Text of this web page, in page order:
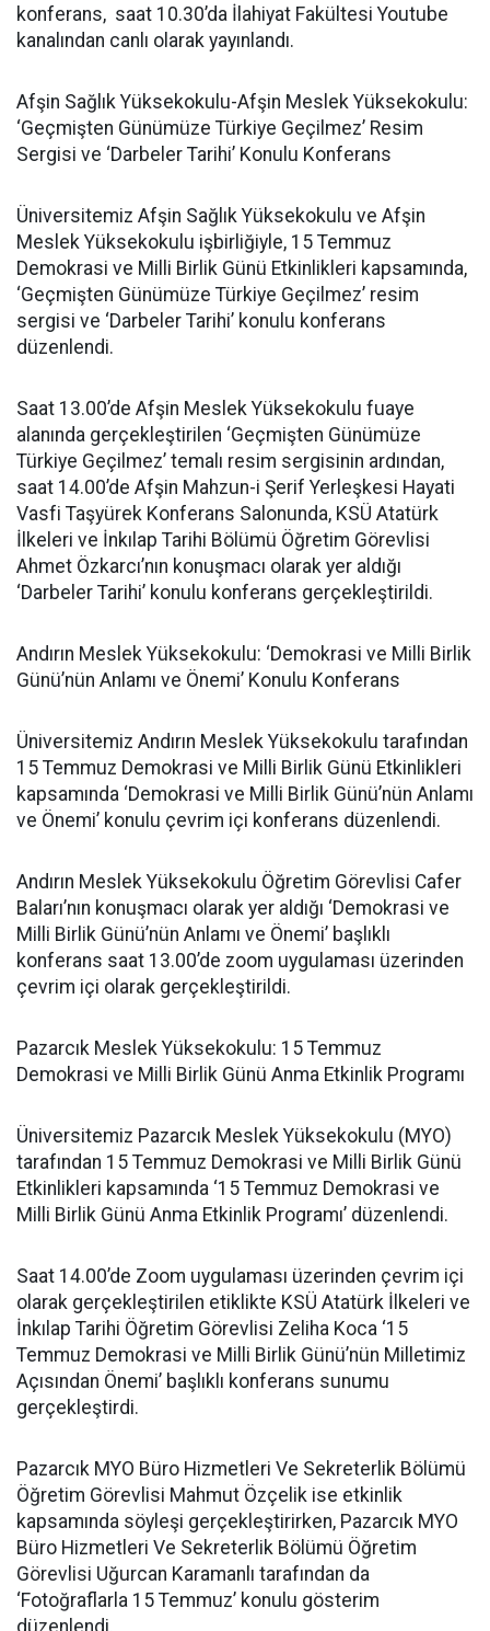
konferans, saat 10.30’da İlahiyat Fakültesi Youtube
kanalından canlı olarak yayınlandı.
Afşin Sağlık Yüksekokulu-Afşin Meslek Yüksekokulu:
‘Geçmişten Günümüze Türkiye Geçilmez’ Resim
Sergisi ve ‘Darbeler Tarihi’ Konulu Konferans
Üniversitemiz Afşin Sağlık Yüksekokulu ve Afşin
Meslek Yüksekokulu işbirliğiyle, 15 Temmuz
Demokrasi ve Milli Birlik Günü Etkinlikleri kapsamında,
‘Geçmişten Günümüze Türkiye Geçilmez’ resim
sergisi ve ‘Darbeler Tarihi’ konulu konferans
düzenlendi.
Saat 13.00’de Afşin Meslek Yüksekokulu fuaye
alanında gerçekleştirilen ‘Geçmişten Günümüze
Türkiye Geçilmez’ temalı resim sergisinin ardından,
saat 14.00’de Afşin Mahzun-i Şerif Yerleşkesi Hayati
Vasfi Taşyürek Konferans Salonunda, KSÜ Atatürk
İlkeleri ve İnkılap Tarihi Bölümü Öğretim Görevlisi
Ahmet Özkarcı’nın konuşmacı olarak yer aldığı
‘Darbeler Tarihi’ konulu konferans gerçekleştirildi.
Andırın Meslek Yüksekokulu: ‘Demokrasi ve Milli Birlik
Günü’nün Anlamı ve Önemi’ Konulu Konferans
Üniversitemiz Andırın Meslek Yüksekokulu tarafından
15 Temmuz Demokrasi ve Milli Birlik Günü Etkinlikleri
kapsamında ‘Demokrasi ve Milli Birlik Günü’nün Anlamı
ve Önemi’ konulu çevrim içi konferans düzenlendi.
Andırın Meslek Yüksekokulu Öğretim Görevlisi Cafer
Baları’nın konuşmacı olarak yer aldığı ‘Demokrasi ve
Milli Birlik Günü’nün Anlamı ve Önemi’ başlıklı
konferans saat 13.00’de zoom uygulaması üzerinden
çevrim içi olarak gerçekleştirildi.
Pazarcık Meslek Yüksekokulu: 15 Temmuz
Demokrasi ve Milli Birlik Günü Anma Etkinlik Programı
Üniversitemiz Pazarcık Meslek Yüksekokulu (MYO)
tarafından 15 Temmuz Demokrasi ve Milli Birlik Günü
Etkinlikleri kapsamında ‘15 Temmuz Demokrasi ve
Milli Birlik Günü Anma Etkinlik Programı’ düzenlendi.
Saat 14.00’de Zoom uygulaması üzerinden çevrim içi
olarak gerçekleştirilen etiklikte KSÜ Atatürk İlkeleri ve
İnkılap Tarihi Öğretim Görevlisi Zeliha Koca ‘15
Temmuz Demokrasi ve Milli Birlik Günü’nün Milletimiz
Açısından Önemi’ başlıklı konferans sunumu
gerçekleştirdi.
Pazarcık MYO Büro Hizmetleri Ve Sekreterlik Bölümü
Öğretim Görevlisi Mahmut Özçelik ise etkinlik
kapsamında söyleşi gerçekleştirirken, Pazarcık MYO
Büro Hizmetleri Ve Sekreterlik Bölümü Öğretim
Görevlisi Uğurcan Karamanlı tarafından da
‘Fotoğraflarla 15 Temmuz’ konulu gösterim
düzenlendi.